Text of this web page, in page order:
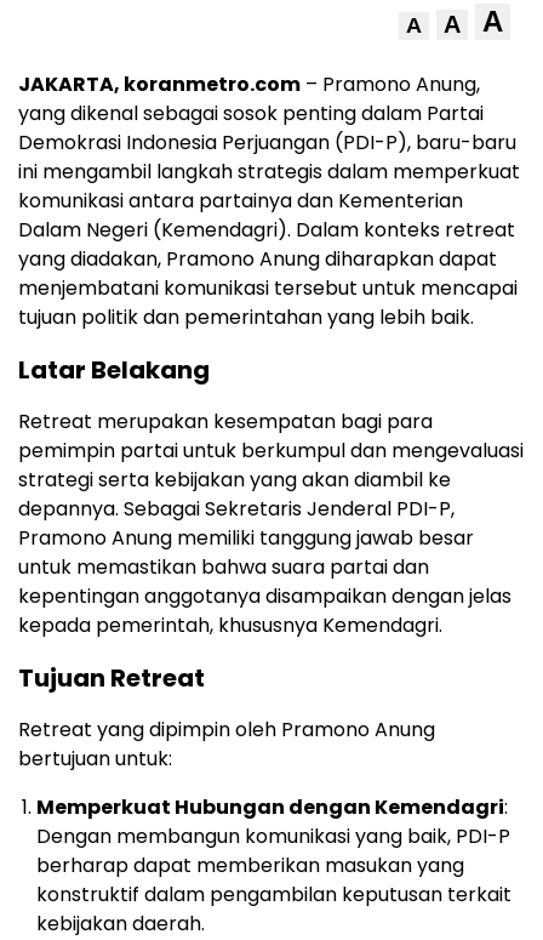
A A A
JAKARTA, koranmetro.com – Pramono Anung,
yang dikenal sebagai sosok penting dalam Partai
Demokrasi Indonesia Perjuangan (PDI-P), baru-baru
ini mengambil langkah strategis dalam memperkuat
komunikasi antara partainya dan Kementerian
Dalam Negeri (Kemendagri). Dalam konteks retreat
yang diadakan, Pramono Anung diharapkan dapat
menjembatani komunikasi tersebut untuk mencapai
tujuan politik dan pemerintahan yang lebih baik.
Latar Belakang
Retreat merupakan kesempatan bagi para
pemimpin partai untuk berkumpul dan mengevaluasi
strategi serta kebijakan yang akan diambil ke
depannya. Sebagai Sekretaris Jenderal PDI-P,
Pramono Anung memiliki tanggung jawab besar
untuk memastikan bahwa suara partai dan
kepentingan anggotanya disampaikan dengan jelas
kepada pemerintah, khususnya Kemendagri.
Tujuan Retreat
Retreat yang dipimpin oleh Pramono Anung
bertujuan untuk:
Memperkuat Hubungan dengan Kemendagri:
Dengan membangun komunikasi yang baik, PDI-P
berharap dapat memberikan masukan yang
konstruktif dalam pengambilan keputusan terkait
kebijakan daerah.